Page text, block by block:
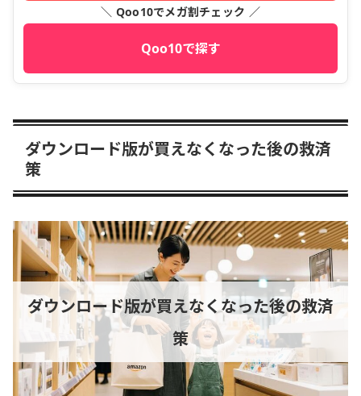
＼ Qoo10でメガ割チェック ／
Qoo10で探す
ダウンロード版が買えなくなった後の救済
策
ダウンロード版が買えなくなった後の救済
策